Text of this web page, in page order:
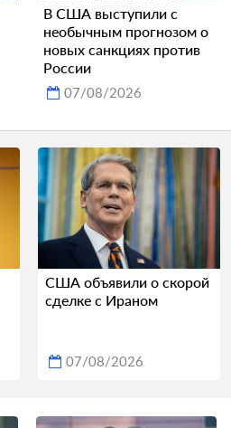
В США выступили с
необычным прогнозом о
новых санкциях против
России
07/08/2026
США объявили о скорой
сделке с Ираном
07/08/2026